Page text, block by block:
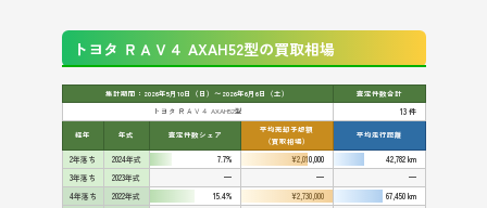
トヨタ ＲＡＶ４ AXAH52型の買取相場
集計期間：2026年5月10日（日）〜2026年6月6日（土）
査定件数合計
トヨタ ＲＡＶ４ AXAH52型
13 件
経年 年式 査定件数シェア
平均売却予想額
（買取相場）
平均走行距離
2年落ち 2024年式 7.7% ¥2,010,000
42,782 km
3年落ち
2023年式 — —
—
4年落ち
2022年式 15.4% ¥2,730,000
67,450 km